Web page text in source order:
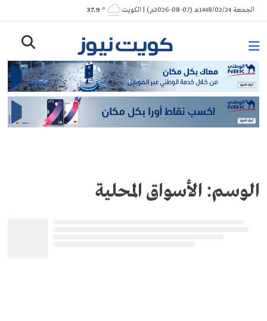
Skip
to
الجمعة 1448/02/24هـ (07-08-2026م) | الكويت ° 37.9
الوسم: الأسواق المحلية